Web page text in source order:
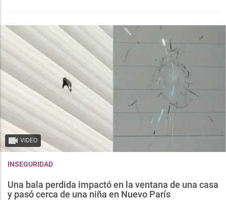
VIDEO
INSEGURIDAD
Una bala perdida impactó en la ventana de una casa
y pasó cerca de una niña en Nuevo París